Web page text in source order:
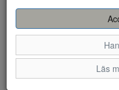
Läs